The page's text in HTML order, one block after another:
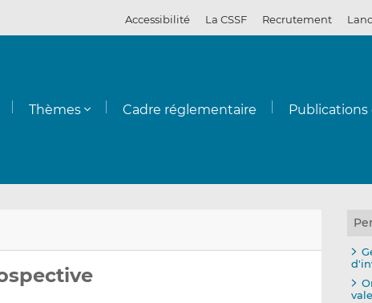
Accessibilité La CSSF Recrutement
Thèmes Cadre réglementaire
LinkedIn
Facebook